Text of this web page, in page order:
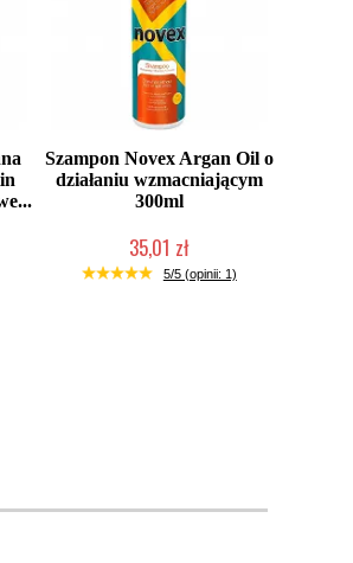
Szampon Novex Argan Oil o
działaniu wzmacniającym
300ml
35,01 zł
Produkt wycofany
5/5 (opinii: 1)